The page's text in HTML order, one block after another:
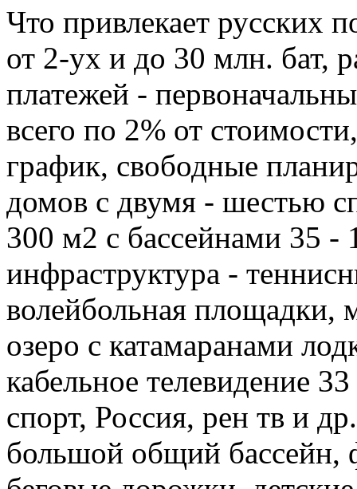
Что привлекает русских
от 2-ух и до 30 млн. бат,
платежей -
всего по 2% от
график, свободные
домов с двумя - шестью
300 м2 с бассейнами 35 -
инфраструктура -
волейбольная площадки,
озеро с катамаранами
кабельное телевидение
спорт, Россия, рен тв и
большой общий бассейн,